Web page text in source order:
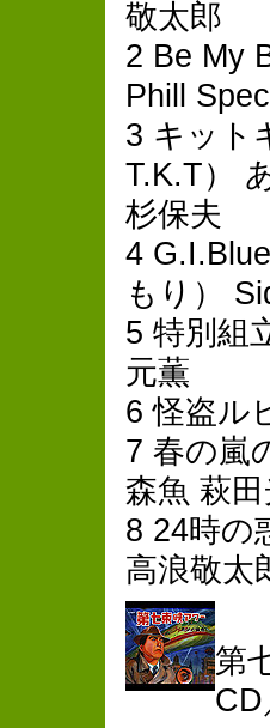
敬太郎
2 Be My
Phill
3 キット
T.K.T）
杉保夫
4
もり）
5 特別組
元薫
6 怪盗ル
7 春の嵐
森魚 萩
8 24時の
高浪敬
第